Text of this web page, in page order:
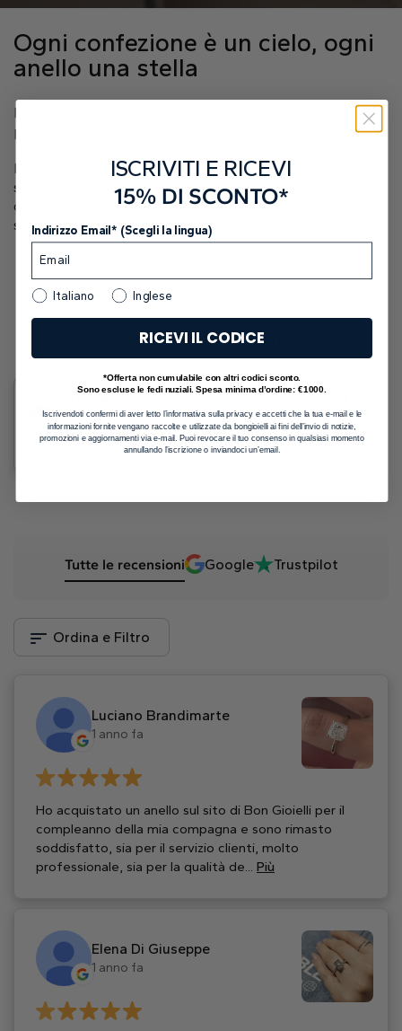
Ogni confezione è un cielo, ogni
anello una stella
I nostri esperti realizzano ogni gioiello con cura e
precisione.
Riceverai il tuo anello fatto a mano nella nostra esclusiva
scatola blu con cielo stellato, accompagnato dal
certificato di autenticità diamanti GIA o IGI e da gadget
selezionati, pronto per il tuo momento speciale.
Recensioni Clienti
5
Lascia una recensione
4.9
Lascia una recensione
Tutte le recensioni Google Trustpilot
Ordina e Filtro
Luciano Brandimarte
1 anno fa
Ho acquistato un anello sul sito di Bon Gioielli per il
compleanno della mia compagna e sono rimasto
soddisfatto, sia per il servizio clienti, molto
professionale, sia per la qualità de... Più
Elena Di Giuseppe
1 anno fa
ISCRIVITI E RICEVI
15% DI SCONTO*
Indirizzo Email* (Scegli la lingua)
Italiano Inglese
RICEVI IL CODICE
*Offerta non cumulabile con altri codici sconto.
Sono escluse le fedi nuziali. Spesa minima d’ordine: €1000.
Iscrivendoti confermi di aver letto l’informativa sulla privacy e accetti che la tua e-mail e le
informazioni fornite vengano raccolte e utilizzate da bongioielli ai fini dell’invio di notizie,
promozioni e aggiornamenti via e-mail. Puoi revocare il tuo consenso in qualsiasi momento
annullando l’iscrizione o inviandoci un’email.